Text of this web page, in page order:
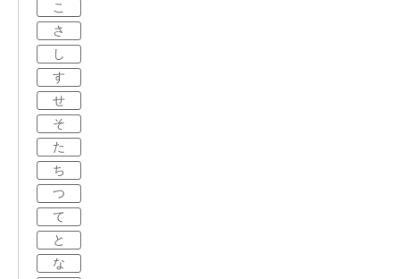
こ
さ
し
す
せ
そ
た
ち
つ
て
と
な